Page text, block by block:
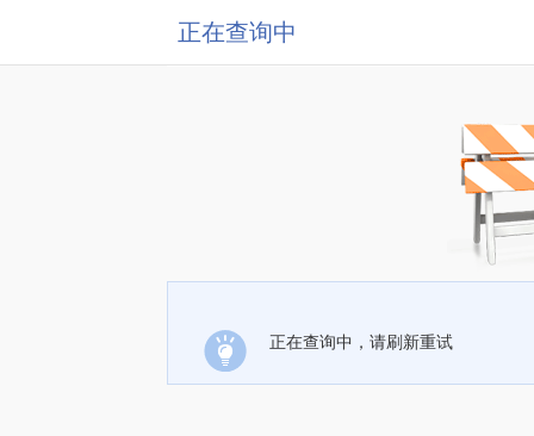
正在查询中
正在查询中，请刷新重试